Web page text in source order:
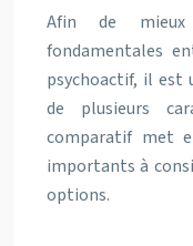
Afin de mieux
fondamentales
psychoactif, il est
de plusieurs
comparatif met
importants à
options.